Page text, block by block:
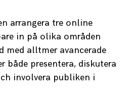
arrangera tre online
in på olika områden
alltmer avancerade
både presentera, diskutera
involvera publiken i